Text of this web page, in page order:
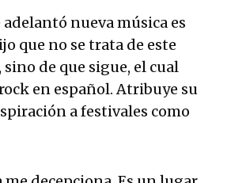
nueva música es
que no se trata de este
de que sigue, el cual
en español. Atribuye su
a festivales como